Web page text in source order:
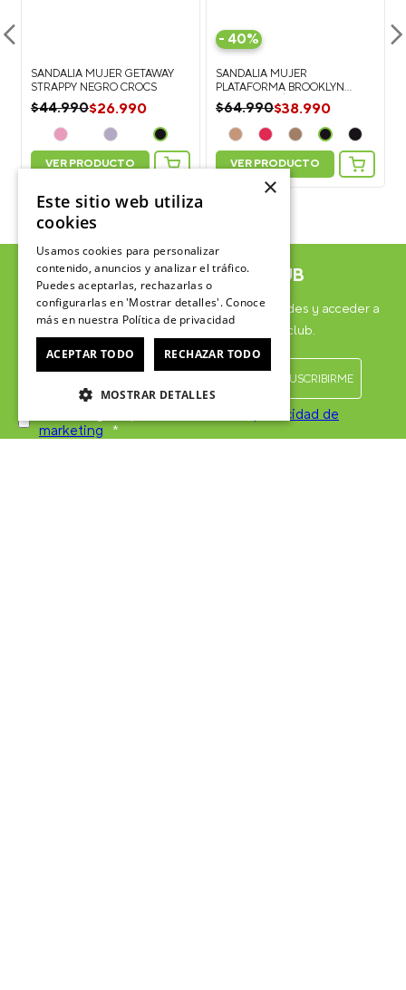
SANDALIA MUJER GETAWAY
STRAPPY NEGRO CROCS
$44.990$26.990
VER PRODUCTO
- 40%
SANDALIA MUJER
PLATAFORMA BROOKLYN
BUCKLE CAFÉ CROCS
$64.990$38.990
VER PRODUCTO
ÚNETE AL CROCSCLUB
Suscríbete para formar parte, recibir novedades y acceder a
contenido exclusivo para el Crocsclub.
Políticas de privacidad de
marketing *
×
Este sitio web utiliza
cookies
Usamos cookies para personalizar
contenido, anuncios y analizar el tráfico.
Puedes aceptarlas, rechazarlas o
configurarlas en 'Mostrar detalles'. Conoce
más en nuestra Política de privacidad
ACEPTAR TODO RECHAZAR TODO
MOSTRAR DETALLES